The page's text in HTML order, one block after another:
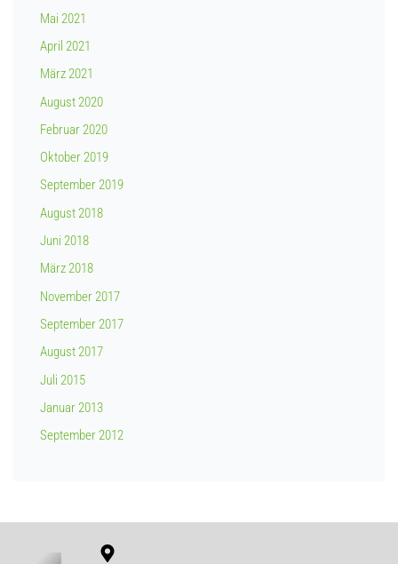
Mai 2021
April 2021
März 2021
August 2020
Februar 2020
Oktober 2019
September 2019
August 2018
Juni 2018
März 2018
November 2017
September 2017
August 2017
Juli 2015
Januar 2013
September 2012